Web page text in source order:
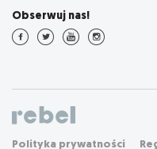
Obserwuj nas!
Polityka prywatności